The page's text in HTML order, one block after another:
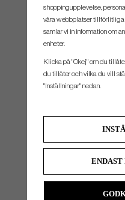
robotic polishing process. Robotic
process that supports consistent
Klubba Loft
shoppingupplevelse,
våra webbplatser tillförlitliga
samlar vi in information om
enheter.
Klicka på "Okej" om du
du tillåter och vilka du vill
"Inställningar" nedan.